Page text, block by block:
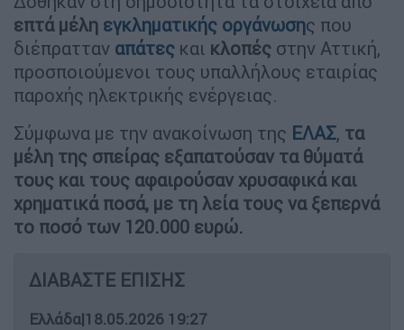
επτά μέλη εγκληματικής οργάνωσης που
διέπρατταν απάτες και κλοπές στην Αττική,
προσποιούμενοι τους υπαλλήλους εταιρίας
παροχής ηλεκτρικής ενέργειας.
Σύμφωνα με την ανακοίνωση της ΕΛΑΣ, τα
μέλη της σπείρας εξαπατούσαν τα θύματά
τους και τους αφαιρούσαν χρυσαφικά και
χρηματικά ποσά, με τη λεία τους να ξεπερνά
το ποσό των 120.000 ευρώ.
ΔΙΑΒΑΣΤΕ ΕΠΙΣΗΣ
Ελλάδα|18.05.2026 19:27